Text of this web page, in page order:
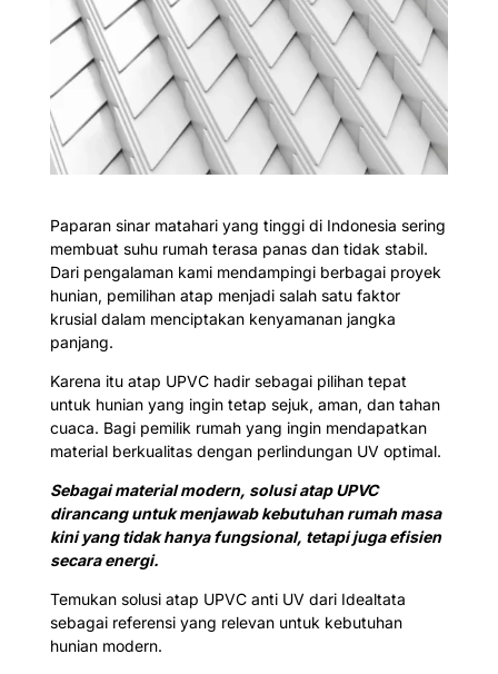
Paparan sinar matahari yang tinggi di Indonesia sering
membuat suhu rumah terasa panas dan tidak stabil.
Dari pengalaman kami mendampingi berbagai proyek
hunian, pemilihan atap menjadi salah satu faktor
krusial dalam menciptakan kenyamanan jangka
panjang.
Karena itu atap UPVC hadir sebagai pilihan tepat
untuk hunian yang ingin tetap sejuk, aman, dan tahan
cuaca. Bagi pemilik rumah yang ingin mendapatkan
material berkualitas dengan perlindungan UV optimal.
Sebagai material modern, solusi atap UPVC
dirancang untuk menjawab kebutuhan rumah masa
kini yang tidak hanya fungsional, tetapi juga efisien
secara energi.
Temukan solusi atap UPVC anti UV dari Idealtata
sebagai referensi yang relevan untuk kebutuhan
hunian modern.